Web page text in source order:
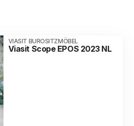
VIASIT BUROSITZMÖBEL
Viasit Scope EPOS 2023 NL